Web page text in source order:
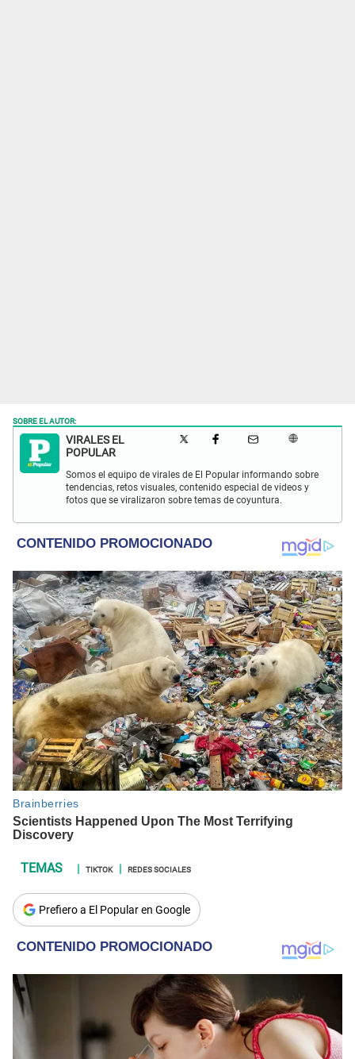
SOBRE EL AUTOR:
VIRALES EL
POPULAR
Somos el equipo de virales de El Popular informando sobre
tendencias, retos visuales, contenido especial de videos y
fotos que se viralizaron sobre temas de coyuntura.
TIKTOK REDES SOCIALES
Prefiero a El Popular en Google